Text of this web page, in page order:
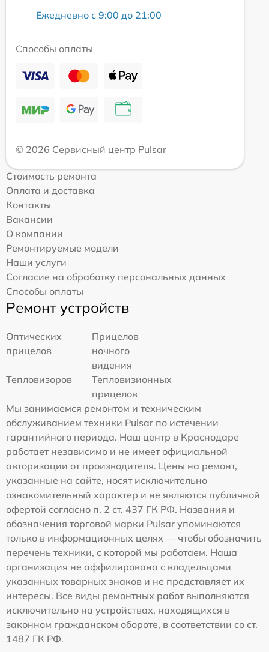
Ежедневно с 9:00 до 21:00
Способы оплаты
© 2026 Сервисный центр Pulsar
Стоимость ремонта
Оплата и доставка
Контакты
Вакансии
О компании
Ремонтируемые модели
Наши услуги
Согласие на обработку персональных данных
Способы оплаты
Ремонт устройств
Оптических
прицелов
Прицелов
ночного
видения
Тепловизоров
Тепловизионных
прицелов
Мы занимаемся ремонтом и техническим
обслуживанием техники Pulsar по истечении
гарантийного периода. Наш центр в Краснодаре
работает независимо и не имеет официальной
авторизации от производителя. Цены на ремонт,
указанные на сайте, носят исключительно
ознакомительный характер и не являются публичной
офертой согласно п. 2 ст. 437 ГК РФ. Названия и
обозначения торговой марки Pulsar упоминаются
только в информационных целях — чтобы обозначить
перечень техники, с которой мы работаем. Наша
организация не аффилирована с владельцами
указанных товарных знаков и не представляет их
интересы. Все виды ремонтных работ выполняются
исключительно на устройствах, находящихся в
законном гражданском обороте, в соответствии со ст.
1487 ГК РФ.